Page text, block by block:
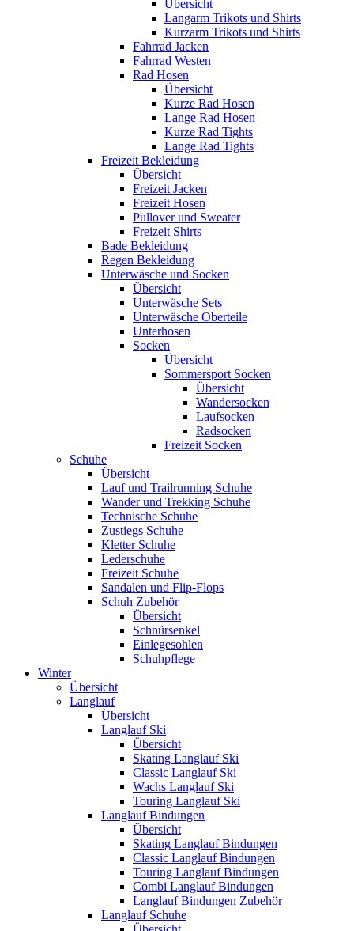
Übersicht
Langarm Trikots und Shirts
Kurzarm Trikots und Shirts
Fahrrad Jacken
Fahrrad Westen
Rad Hosen
Übersicht
Kurze Rad Hosen
Lange Rad Hosen
Kurze Rad Tights
Lange Rad Tights
Freizeit Bekleidung
Übersicht
Freizeit Jacken
Freizeit Hosen
Pullover und Sweater
Freizeit Shirts
Bade Bekleidung
Regen Bekleidung
Unterwäsche und Socken
Übersicht
Unterwäsche Sets
Unterwäsche Oberteile
Unterhosen
Socken
Übersicht
Sommersport Socken
Übersicht
Wandersocken
Laufsocken
Radsocken
Freizeit Socken
Schuhe
Übersicht
Lauf und Trailrunning Schuhe
Wander und Trekking Schuhe
Technische Schuhe
Zustiegs Schuhe
Kletter Schuhe
Lederschuhe
Freizeit Schuhe
Sandalen und Flip-Flops
Schuh Zubehör
Übersicht
Schnürsenkel
Einlegesohlen
Schuhpflege
Winter
Übersicht
Langlauf
Übersicht
Langlauf Ski
Übersicht
Skating Langlauf Ski
Classic Langlauf Ski
Wachs Langlauf Ski
Touring Langlauf Ski
Langlauf Bindungen
Übersicht
Skating Langlauf Bindungen
Classic Langlauf Bindungen
Touring Langlauf Bindungen
Combi Langlauf Bindungen
Langlauf Bindungen Zubehör
Langlauf Schuhe